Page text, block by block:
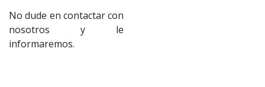
No dude en contactar con
nosotros y le
informaremos.